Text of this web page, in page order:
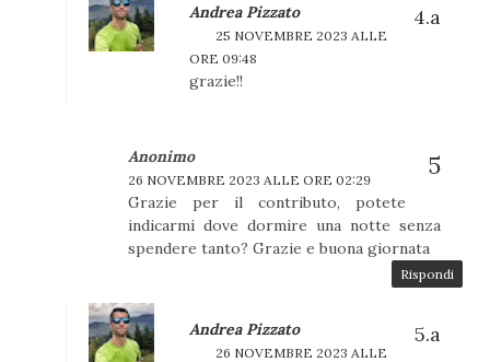
Andrea Pizzato
25 NOVEMBRE 2023 ALLE
ORE 09:48
grazie!!
Anonimo
26 NOVEMBRE 2023 ALLE ORE 02:29
Grazie per il contributo, potete
indicarmi dove dormire una notte senza
spendere tanto? Grazie e buona giornata
Rispondi
Andrea Pizzato
26 NOVEMBRE 2023 ALLE